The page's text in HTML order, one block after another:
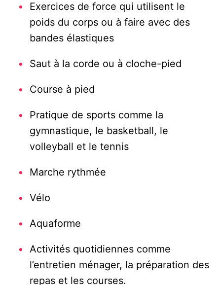
Exercices de force qui utilisent le
poids du corps ou à faire avec des
bandes élastiques
Saut à la corde ou à cloche-pied
Course à pied
Pratique de sports comme la
gymnastique, le basketball, le
volleyball et le tennis
Marche rythmée
Vélo
Aquaforme
Activités quotidiennes comme
l’entretien ménager, la préparation des
repas et les courses.